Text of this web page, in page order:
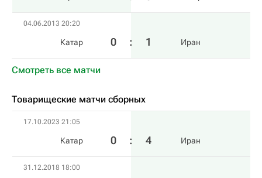
04.06.2013 20:20
Катар 0 : 1 Иран
Смотреть все матчи
Товарищеские матчи сборных
17.10.2023 21:05
Катар 0 : 4 Иран
31.12.2018 18:00